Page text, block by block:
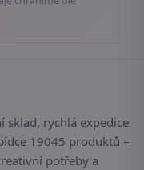
sklad, rychlá expedice
19045 produktů –
potřeby a